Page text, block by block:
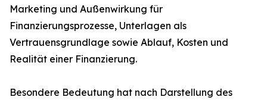
Marketing und Außenwirkung für
Finanzierungsprozesse, Unterlagen als
Vertrauensgrundlage sowie Ablauf, Kosten und
Realität einer Finanzierung.
Besondere Bedeutung hat nach Darstellung des